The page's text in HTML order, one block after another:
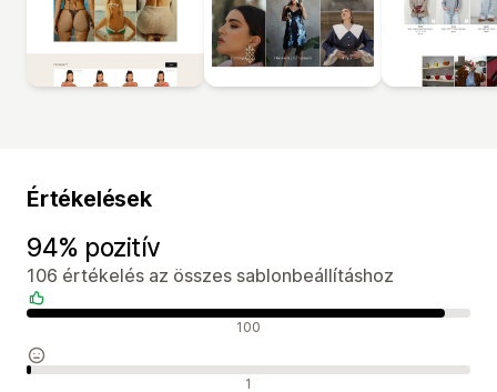
Értékelések
94% pozitív
106 értékelés az összes sablonbeállításhoz
Pozitív értékelések 100
Semleges értékelések 1